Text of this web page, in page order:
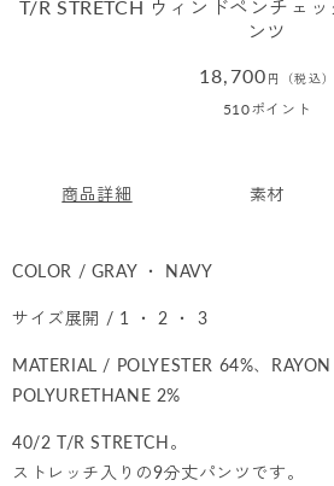
T/R STRETCH ウィンドペンチェ
ンツ
通
18,700 円（税込）
510ポイント
商品詳細 素材
COLOR / GRAY ・ NAVY
サイズ展開 / 1 ・ 2 ・ 3
MATERIAL / POLYESTER 64%、RAYON
POLYURETHANE 2%
40/2 T/R STRETCH。
ストレッチ入りの9分丈パンツです。